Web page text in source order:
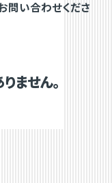
問い合わせくださ
ません。